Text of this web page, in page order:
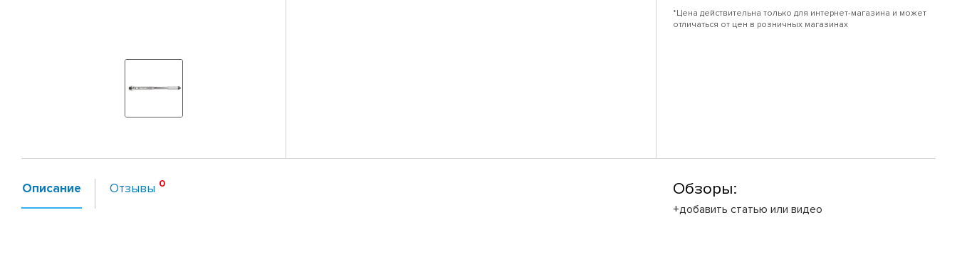
*Цена действительна только для интернет-магазина и может
отличаться от цен в розничных магазинах
Описание Отзывы Обзоры:
+добавить статью или видео